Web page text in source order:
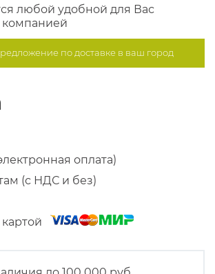
любой удобной для Вас
компанией
подоставке в ваш город
оплата)
(с НДС и без)